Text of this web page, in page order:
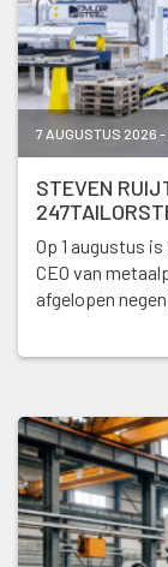
7 AUGUSTUS 2026 -
STEVEN
Op 1 augustus
CEO van
afgelopen